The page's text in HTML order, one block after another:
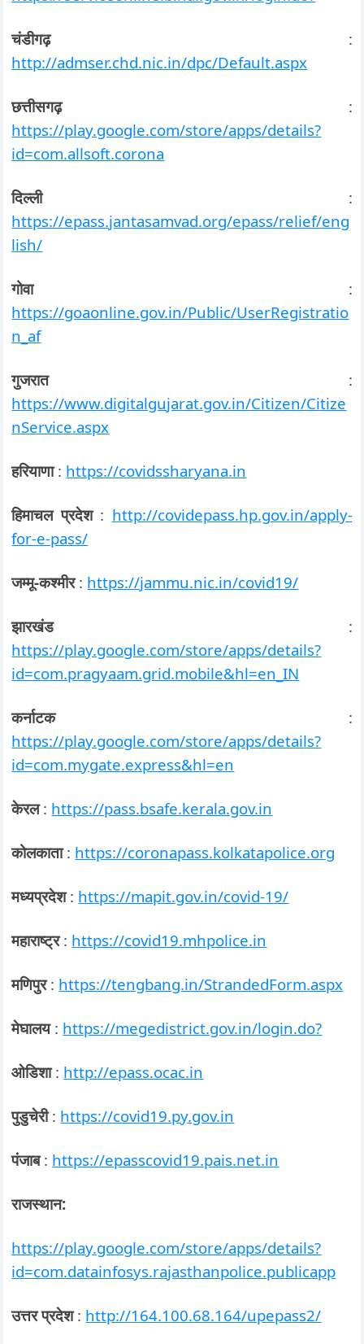
चंडीगढ़:
http://admser.chd.nic.in/dpc/Default.aspx
छत्तीसगढ़:
https://play.google.com/store/apps/details?
id=com.allsoft.corona
दिल्ली:
https://epass.jantasamvad.org/epass/relief/eng
lish/
गोवा:
https://goaonline.gov.in/Public/UserRegistratio
n_af
गुजरात:
https://www.digitalgujarat.gov.in/Citizen/Citize
nService.aspx
हरियाणा: https://covidssharyana.in
हिमाचल प्रदेश: http://covidepass.hp.gov.in/apply-
for-e-pass/
जम्मू-कश्मीर: https://jammu.nic.in/covid19/
झारखंड:
https://play.google.com/store/apps/details?
id=com.pragyaam.grid.mobile&hl=en_IN
कर्नाटक:
https://play.google.com/store/apps/details?
id=com.mygate.express&hl=en
केरल: https://pass.bsafe.kerala.gov.in
कोलकाता: https://coronapass.kolkatapolice.org
मध्यप्रदेश: https://mapit.gov.in/covid-19/
महाराष्ट्र: https://covid19.mhpolice.in
मणिपुर: https://tengbang.in/StrandedForm.aspx
मेघालय: https://megedistrict.gov.in/login.do?
ओडिशा: http://epass.ocac.in
पुडुचेरी: https://covid19.py.gov.in
पंजाब: https://epasscovid19.pais.net.in
राजस्थान:
https://play.google.com/store/apps/details?
id=com.datainfosys.rajasthanpolice.publicapp
उत्तर प्रदेश: http://164.100.68.164/upepass2/